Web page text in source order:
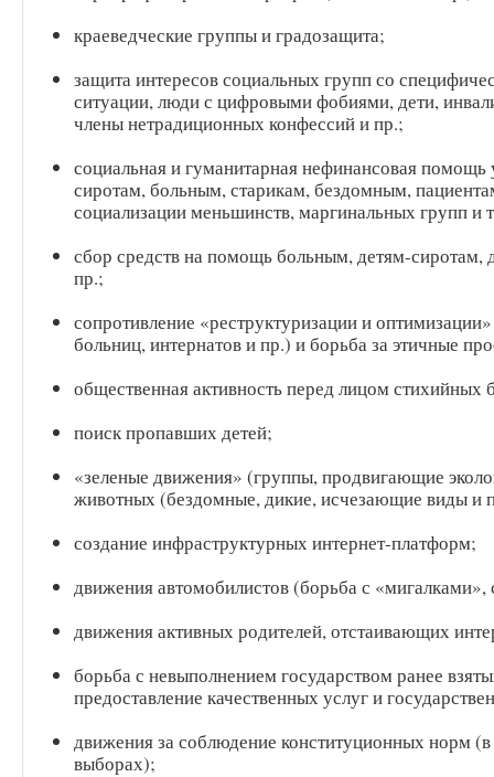
краеведческие группы и градозащита;
защита интересов социальных групп со
ситуации, люди с цифровыми фобиями, дети,
члены нетрадиционных конфессий и пр.;
социальная и гуманитарная нефинансовая
сиротам, больным, старикам, бездомным,
социализации меньшинств, маргинальных групп и
сбор средств на помощь больным, детям-сиротам,
пр.;
сопротивление «реструктуризации и
больниц, интернатов и пр.) и борьба за этичные
общественная активность перед лицом
поиск пропавших детей;
«зеленые движения» (группы, продвигающие
животных (бездомные, дикие, исчезающие виды и
создание инфраструктурных интернет-платформ;
движения автомобилистов (борьба с
движения активных родителей, отстаивающих
борьба с невыполнением государством ранее
предоставление качественных услуг и
движения за соблюдение конституционных норм
выборах);